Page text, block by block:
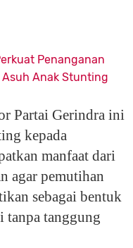
Penanganan
Anak Stunting
Partai Gerindra ini
kepada
manfaat dari
agar pemutihan
sebagai bentuk
tanpa tanggung